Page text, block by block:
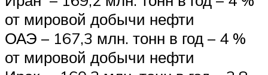
от мировой добычи нефти
ОАЭ – 167,3 млн. тонн в год – 4 %
от мировой добычи нефти